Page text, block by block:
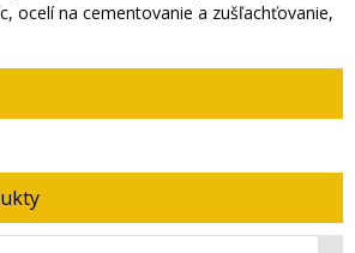
ocelí na cementovanie a zušľachťovanie,